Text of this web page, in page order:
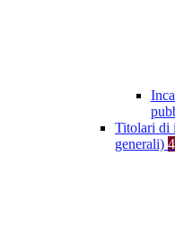
Titolari di
generali) 4